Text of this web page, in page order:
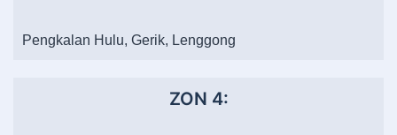
Pengkalan Hulu, Gerik, Lenggong
ZON 4: